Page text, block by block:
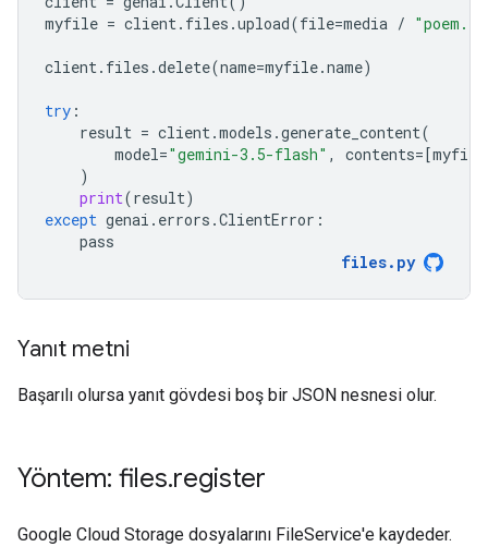
myfile = client. files .upload(file=media /
client. files .delete(name=myfile.name)
try :
result = client.models .generate_content(
model="gemini-3.5-flash" , contents=[myfile
)
print(result)
except genai . errors .ClientError :
pass
files. py
Yanıt metni
Başarılı olursa yanıt gövdesi boş bir JSON nesnesi olur.
Yöntem: files.register
Google Cloud Storage dosyalarını FileService'e kaydeder.